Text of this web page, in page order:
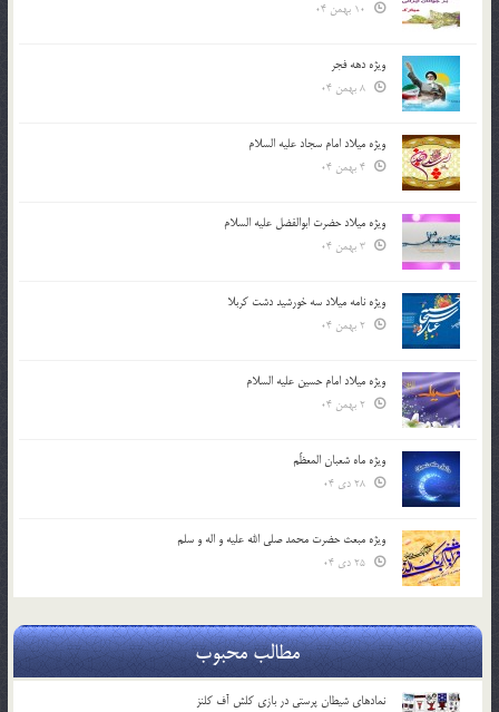
ویژه دهه فجر
ویژه میلاد امام سجاد علیه السلام
ویژه میلاد حضرت ابوالفضل علیه السلام
ویژه نامه میلاد سه خورشید دشت کربلا
ویژه میلاد امام حسین علیه السلام
ویژه ماه شعبان المعظّم
ویژه مبعث حضرت محمد صلی الله علیه و اله و سلم
مطالب محبوب
نمادهای شیطان پرستی در بازی کلش آف کلنز